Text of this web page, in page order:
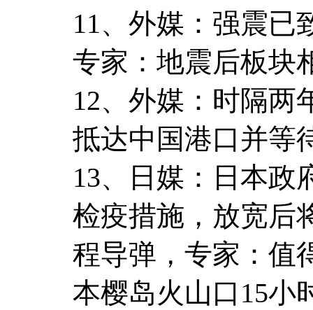
11、外媒：强震已
专家：地震后板块
12、外媒：时隔两
抵达中国港口并等
13、日媒：日本政
检疫措施，放宽后
程导弹，专家：值
本樱岛火山口15小